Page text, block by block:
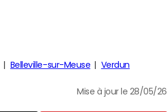
Belleville-sur-Meuse Verdun
Mise à jour le 28/05/26